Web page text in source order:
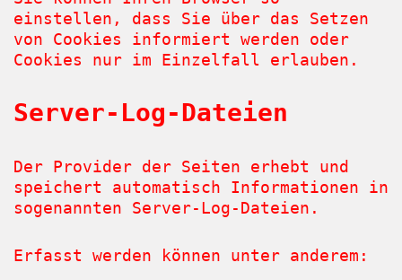
einstellen, dass Sie über das Setzen
von Cookies informiert werden oder
Cookies nur im Einzelfall erlauben.
Server-Log-Dateien
Der Provider der Seiten erhebt und
speichert automatisch Informationen in
sogenannten Server-Log-Dateien.
Erfasst werden können unter anderem: